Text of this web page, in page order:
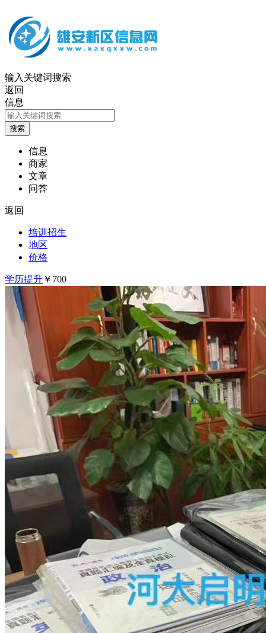
输入关键词搜索
返回
信息
信息
商家
文章
问答
返回
培训招生
地区
价格
学历提升 ￥700